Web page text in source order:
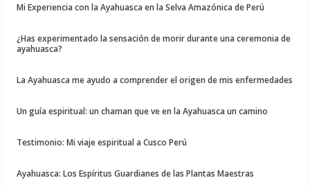
Mi Experiencia con la Ayahuasca en la Selva Amazónica de Perú
¿Has experimentado la sensación de morir durante una ceremonia de
ayahuasca?
La Ayahuasca me ayudo a comprender el origen de mis enfermedades
Un guía espiritual: un chaman que ve en la Ayahuasca un camino
Testimonio: Mi viaje espiritual a Cusco Perú
Ayahuasca: Los Espíritus Guardianes de las Plantas Maestras